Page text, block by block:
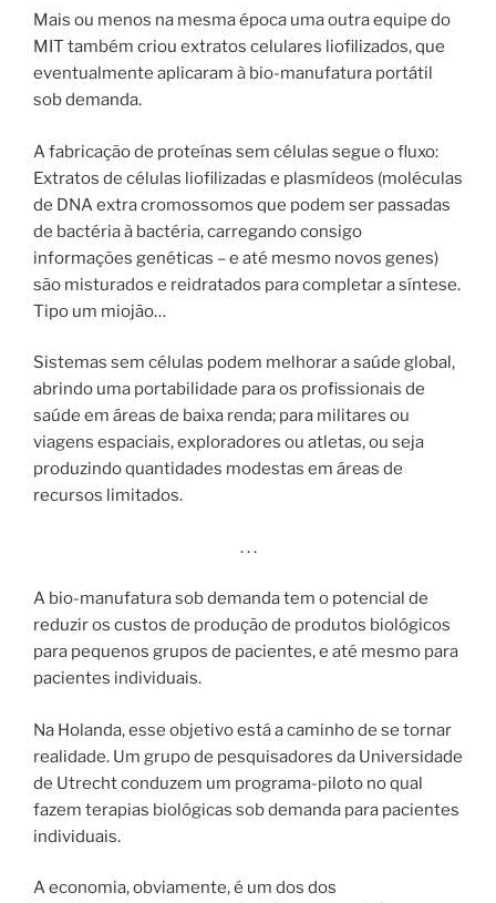
Mais ou menos na mesma época uma outra equipe do
MIT também criou extratos celulares liofilizados, que
eventualmente aplicaram à bio-manufatura portátil
sob demanda.
A fabricação de proteínas sem células segue o fluxo:
Extratos de células liofilizadas e plasmídeos (moléculas
de DNA extra cromossomos que podem ser passadas
de bactéria à bactéria, carregando consigo
informações genéticas – e até mesmo novos genes)
são misturados e reidratados para completar a síntese.
Tipo um miojão…
Sistemas sem células podem melhorar a saúde global,
abrindo uma portabilidade para os profissionais de
saúde em áreas de baixa renda; para militares ou
viagens espaciais, exploradores ou atletas, ou seja
produzindo quantidades modestas em áreas de
recursos limitados.
. . .
A bio-manufatura sob demanda tem o potencial de
reduzir os custos de produção de produtos biológicos
para pequenos grupos de pacientes, e até mesmo para
pacientes individuais.
Na Holanda, esse objetivo está a caminho de se tornar
realidade. Um grupo de pesquisadores da Universidade
de Utrecht conduzem um programa-piloto no qual
fazem terapias biológicas sob demanda para pacientes
individuais.
A economia, obviamente, é um dos dos